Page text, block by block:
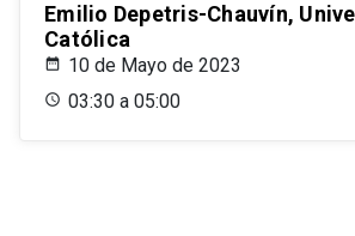
Emilio Depetris-Chauvín,
Católica
10 de Mayo de 2023
03:30 a 05:00